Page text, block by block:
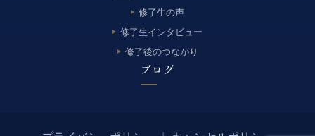
修了生の声
修了生インタビュー
修了後のつながり
ブログ